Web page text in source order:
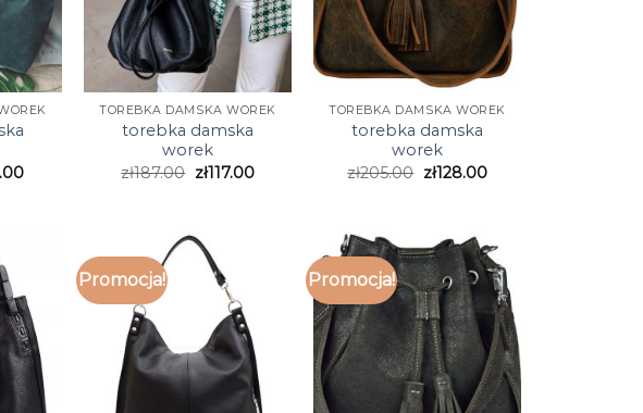
TOREBKA DAMSKA WOREK
torebka damska
worek
zł187.00 zł117.00
TOREBKA DAMSKA WOREK
torebka damska
worek
zł205.00 zł128.00
Promocja! Promocja!